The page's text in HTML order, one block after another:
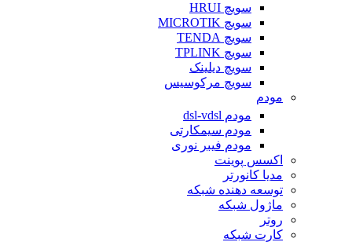
سویچ HRUI
سویچ MICROTIK
سویچ TENDA
سویچ TPLINK
سویچ دیلینک
سویچ مرکوسیس
مودم
مودم dsl-vdsl
مودم سیمکارتی
مودم فیبر نوری
اکسس پوینت
مدیا کانورتر
توسعه دهنده شبکه
ماژول شبکه
روتر
کارت شبکه